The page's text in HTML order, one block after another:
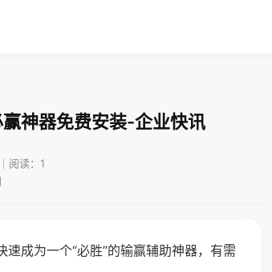
神器免费安装-企业快讯
阅读：1
成为一个“必胜”的输赢辅助神器，有需